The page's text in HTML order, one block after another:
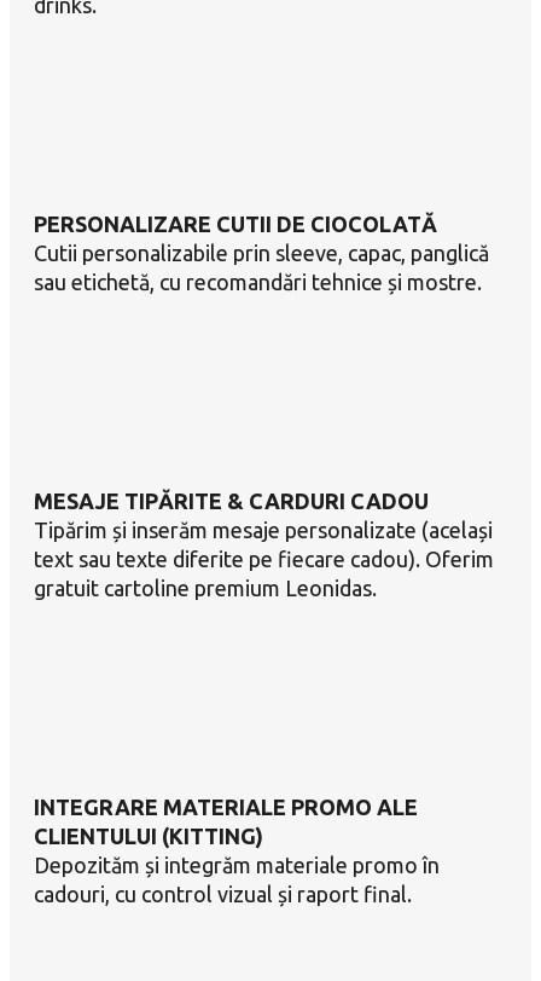
drinks.
PERSONALIZARE CUTII DE CIOCOLATĂ
Cutii personalizabile prin sleeve, capac, panglică
sau etichetă, cu recomandări tehnice și mostre.
MESAJE TIPĂRITE & CARDURI CADOU
Tipărim și inserăm mesaje personalizate (același
text sau texte diferite pe fiecare cadou). Oferim
gratuit cartoline premium Leonidas.
INTEGRARE MATERIALE PROMO ALE
CLIENTULUI (KITTING)
Depozităm și integrăm materiale promo în
cadouri, cu control vizual și raport final.